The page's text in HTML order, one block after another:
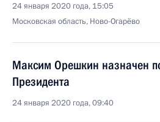
24 января 2020 года, 15:05
Московская область, Ново-Огарёво
Максим Орешкин назначен
Президента
24 января 2020 года, 09:40